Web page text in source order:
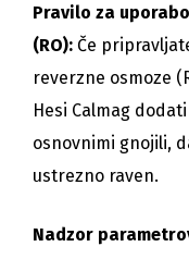
Pravilo za
(RO): Če
reverzne osmoze
Hesi Calmag
osnovnimi gnojili,
ustrezno raven.
Nadzor